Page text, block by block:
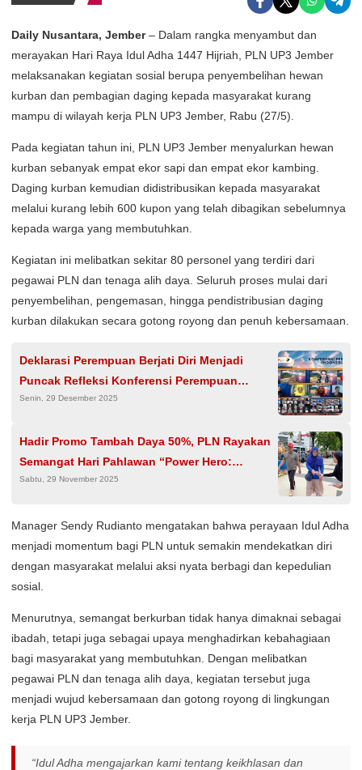
Daily Nusantara, Jember– Dalam rangka menyambut dan
merayakan Hari Raya Idul Adha 1447 Hijriah, PLN UP3 Jember
melaksanakan kegiatan sosial berupa penyembelihan hewan
kurban dan pembagian daging kepada masyarakat kurang
mampu di wilayah kerja PLN UP3 Jember, Rabu (27/5).
Pada kegiatan tahun ini, PLN UP3 Jember menyalurkan hewan
kurban sebanyak empat ekor sapi dan empat ekor kambing.
Daging kurban kemudian didistribusikan kepada masyarakat
melalui kurang lebih 600 kupon yang telah dibagikan sebelumnya
kepada warga yang membutuhkan.
Kegiatan ini melibatkan sekitar 80 personel yang terdiri dari
pegawai PLN dan tenaga alih daya. Seluruh proses mulai dari
penyembelihan, pengemasan, hingga pendistribusian daging
kurban dilakukan secara gotong royong dan penuh kebersamaan.
Deklarasi Perempuan Berjati Diri Menjadi
Puncak Refleksi Konferensi Perempuan
Indonesia Online
Senin, 29 Desember 2025
Hadir Promo Tambah Daya 50%, PLN Rayakan
Semangat Hari Pahlawan “Power Hero:
Tambah Daya, Hidup Lebih Berdaya
Sabtu, 29 November 2025
Manager Sendy Rudianto mengatakan bahwa perayaan Idul Adha
menjadi momentum bagi PLN untuk semakin mendekatkan diri
dengan masyarakat melalui aksi nyata berbagi dan kepedulian
sosial.
Menurutnya, semangat berkurban tidak hanya dimaknai sebagai
ibadah, tetapi juga sebagai upaya menghadirkan kebahagiaan
bagi masyarakat yang membutuhkan. Dengan melibatkan
pegawai PLN dan tenaga alih daya, kegiatan tersebut juga
menjadi wujud kebersamaan dan gotong royong di lingkungan
kerja PLN UP3 Jember.
“Idul Adha mengajarkan kami tentang keikhlasan dan